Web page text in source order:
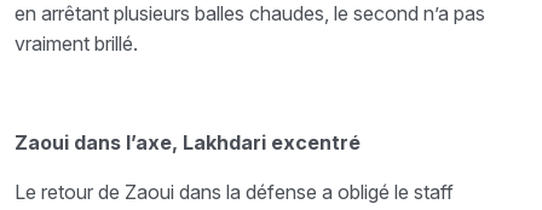
en arrêtant plusieurs balles chaudes, le second n’a pas
vraiment brillé.
Zaoui dans l’axe, Lakhdari excentré
Le retour de Zaoui dans la défense a obligé le staff